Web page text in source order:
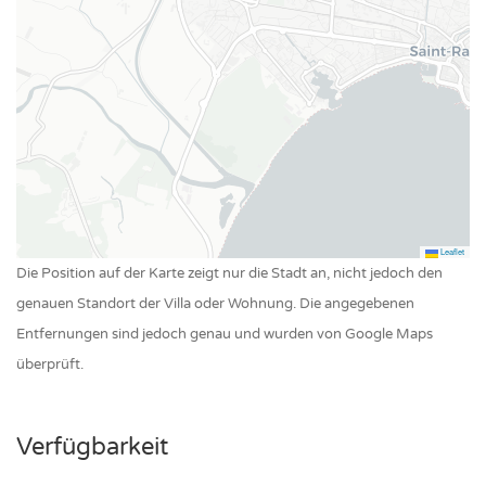
Leaflet
Die Position auf der Karte zeigt nur die Stadt an, nicht jedoch den
genauen Standort der Villa oder Wohnung. Die angegebenen
Entfernungen sind jedoch genau und wurden von Google Maps
überprüft.
Verfügbarkeit